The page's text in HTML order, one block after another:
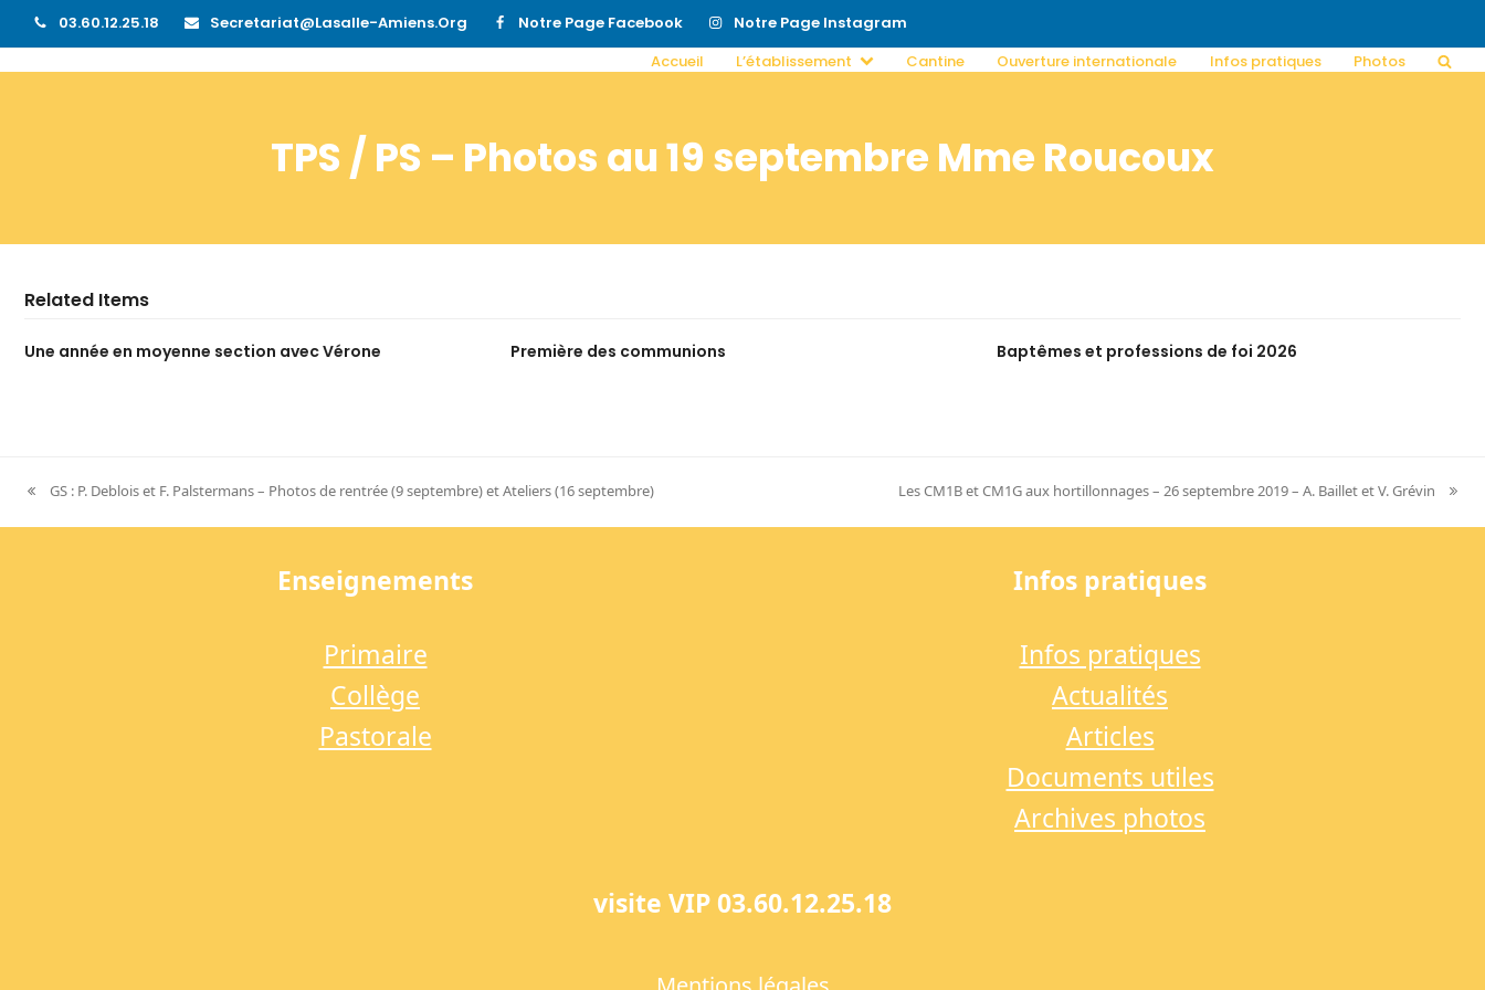
03.60.12.25.18 Secretariat@lasalle-Amiens.org Notre Page Facebook
Notre Page Instagram
Accueil
L’établissement Cantine Ouverture internationale Infos pratiques Photos
TPS / PS – Photos au 19 septembre Mme Roucoux
Related Items
Une année en moyenne section avec Vérone Première des communions Baptêmes et professions de foi 2026
previous
post:
GS : P. Deblois et F. Palstermans – Photos de rentrée (9 septembre) et Ateliers (16 septembre)
next
post:
Les CM1B et CM1G aux hortillonnages – 26 septembre 2019 – A. Baillet et V. Grévin
Enseignements
Primaire
Collège
Pastorale
Infos pratiques
Infos pratiques
Actualités
Articles
Documents utiles
Archives photos
visite VIP 03.60.12.25.18